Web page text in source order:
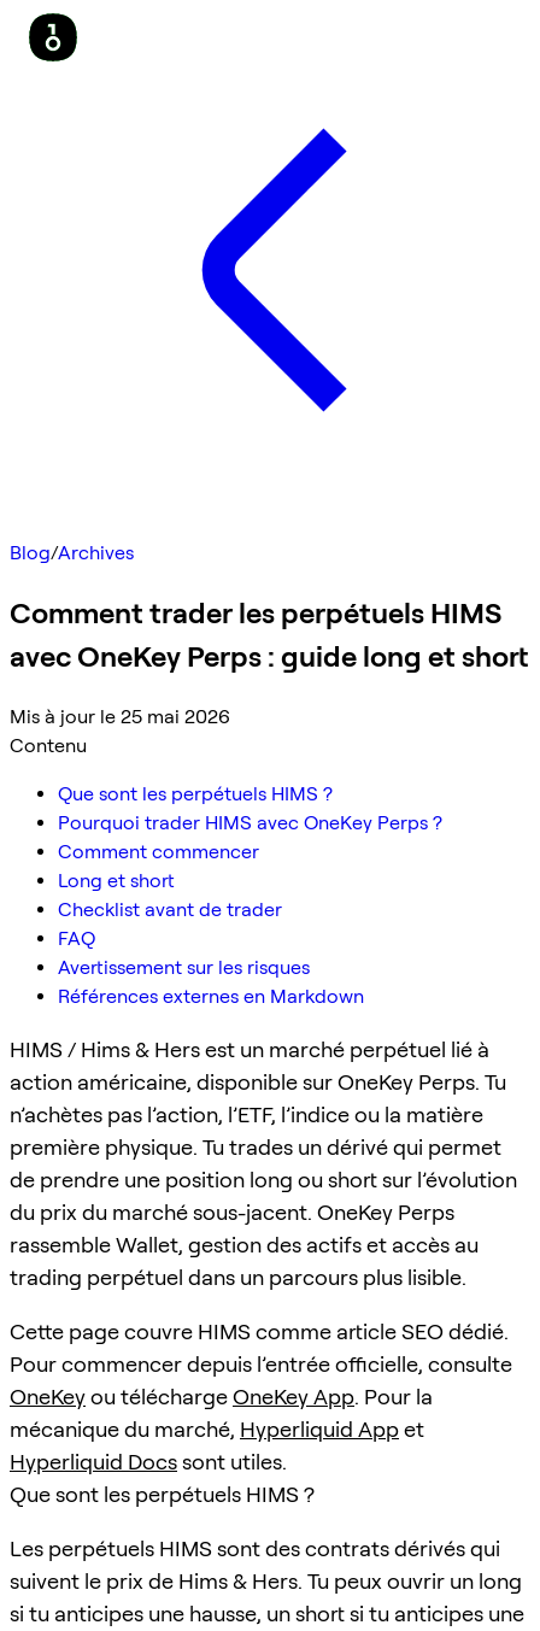
Blog/Archives
Comment trader les perpétuels HIMS
avec OneKey Perps : guide long et short
Mis à jour le 25 mai 2026
Contenu
Que sont les perpétuels HIMS ?
Pourquoi trader HIMS avec OneKey Perps ?
Comment commencer
Long et short
Checklist avant de trader
FAQ
Avertissement sur les risques
Références externes en Markdown
HIMS / Hims & Hers est un marché perpétuel lié à
action américaine, disponible sur OneKey Perps. Tu
n’achètes pas l’action, l’ETF, l’indice ou la matière
première physique. Tu trades un dérivé qui permet
de prendre une position long ou short sur l’évolution
du prix du marché sous-jacent. OneKey Perps
rassemble Wallet, gestion des actifs et accès au
trading perpétuel dans un parcours plus lisible.
Cette page couvre HIMS comme article SEO dédié.
Pour commencer depuis l’entrée officielle, consulte
OneKeyou téléchargeOneKey App. Pour la
mécanique du marché, Hyperliquid Appet
Hyperliquid Docssont utiles.
Que sont les perpétuels HIMS ?
Les perpétuels HIMS sont des contrats dérivés qui
suivent le prix de Hims & Hers. Tu peux ouvrir un long
si tu anticipes une hausse, un short si tu anticipes une